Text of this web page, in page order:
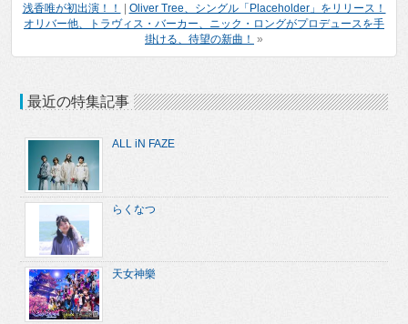
浅香唯が初出演！！
Oliver Tree、シングル「Placeholder」をリリース！
オリバー他、トラヴィス・バーカー、ニック・ロングがプロデュースを手
掛ける、待望の新曲！ »
最近の特集記事
ALL iN FAZE
らくなつ
天女神樂